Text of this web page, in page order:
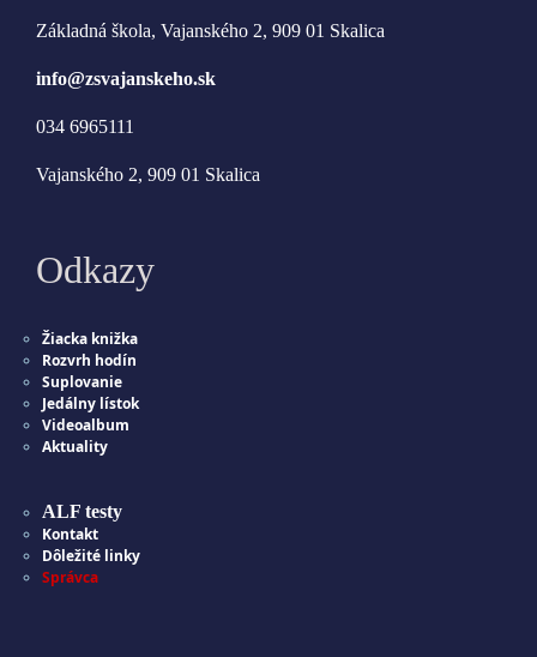
Základná škola, Vajanského 2, 909 01 Skalica
info@zsvajanskeho.sk
034 6965111
Vajanského 2, 909 01 Skalica
Odkazy
Žiacka knižka
Rozvrh hodín
Suplovanie
Jedálny lístok
Videoalbum
Aktuality
ALF testy
Kontakt
Dôležité linky
Správca